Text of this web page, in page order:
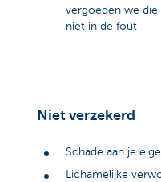
vergoeden we
niet in de fout
Niet verzekerd
Schade aan je
Lichamelijke